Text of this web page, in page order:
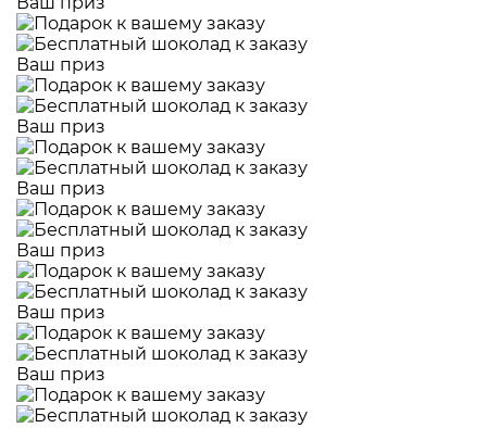
Ваш приз
Ваш приз
Ваш приз
Ваш приз
Ваш приз
Ваш приз